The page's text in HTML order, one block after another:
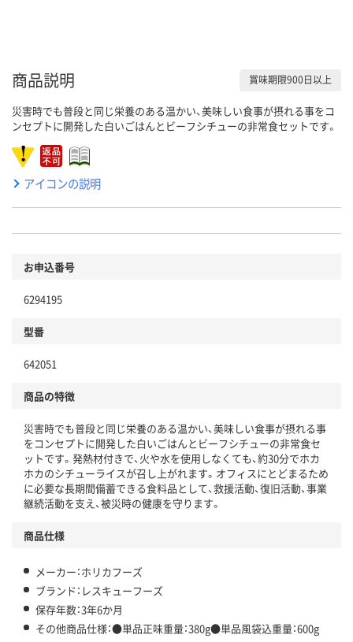
商品説明 賞味期限900日以上
災害時でも普段と同じ栄養のある温かい、美味しい食事が摂れる事をコ
ンセプトに開発した白いごはんとビーフシチューの非常食セットです。
アイコンの説明
お申込番号
6294195
型番
642051
商品の特徴
災害時でも普段と同じ栄養のある温かい、美味しい食事が摂れる事
をコンセプトに開発した白いごはんとビーフシチューの非常食セ
ットです。発熱材付きで、火や水を使用しなくても、約30分でホカ
ホカのシチューライスが召し上がれます。オフィスにとどまるため
に必要な長期間備蓄できる食料品として、救援活動、復旧活動、事業
継続活動を支え、被災時の健康を守ります。
商品仕様
メーカー：ホリカフーズ
ブランド：レスキューフーズ
保存年数：3年6か月
その他商品仕様：●単品正味重量：380g●単品風袋込重量：600g